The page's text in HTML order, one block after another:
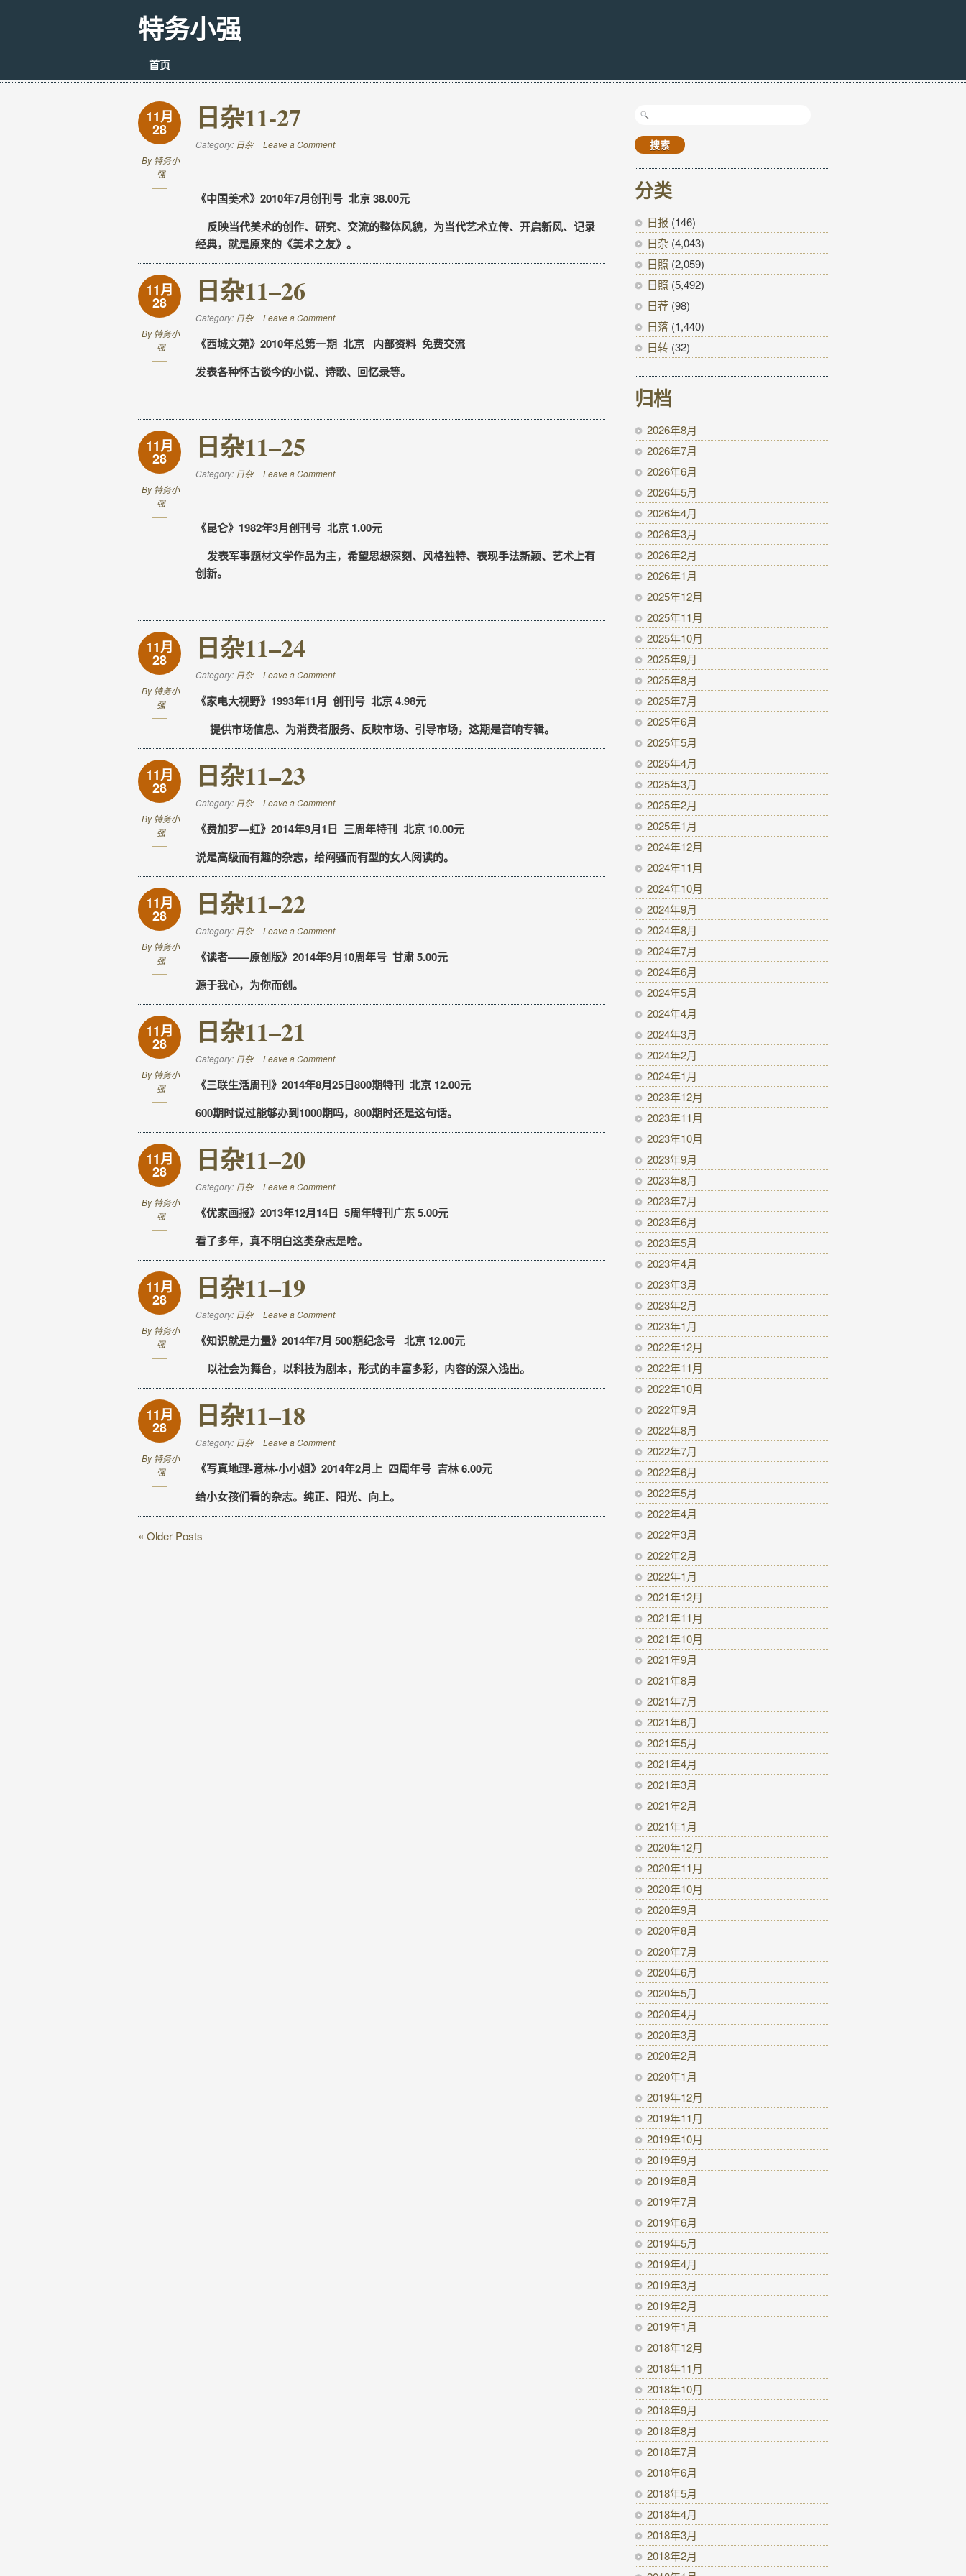
特务小强
首页
11月
28
By特务小
强
日杂11-27
Category: 日杂 Leave a Comment
《中国美术》2010年7月创刊号 北京 38.00元
反映当代美术的创作、研究、交流的整体风貌，为当代艺术立传、开启新风、记录
经典，就是原来的《美术之友》。
11月
28
By特务小
强
日杂11–26
Category: 日杂 Leave a Comment
《西城文苑》2010年总第一期 北京 内部资料 免费交流
发表各种怀古谈今的小说、诗歌、回忆录等。
11月
28
By特务小
强
日杂11–25
Category: 日杂 Leave a Comment
《昆仑》1982年3月创刊号 北京 1.00元
发表军事题材文学作品为主，希望思想深刻、风格独特、表现手法新颖、艺术上有
创新。
11月
28
By特务小
强
日杂11–24
Category: 日杂 Leave a Comment
《家电大视野》1993年11月 创刊号 北京 4.98元
提供市场信息、为消费者服务、反映市场、引导市场，这期是音响专辑。
11月
28
By特务小
强
日杂11–23
Category: 日杂 Leave a Comment
《费加罗—虹》2014年9月1日 三周年特刊 北京 10.00元
说是高级而有趣的杂志，给闷骚而有型的女人阅读的。
11月
28
By特务小
强
日杂11–22
Category: 日杂 Leave a Comment
《读者——原创版》2014年9月10周年号 甘肃 5.00元
源于我心，为你而创。
11月
28
By特务小
强
日杂11–21
Category: 日杂 Leave a Comment
《三联生活周刊》2014年8月25日800期特刊 北京 12.00元
600期时说过能够办到1000期吗，800期时还是这句话。
11月
28
By特务小
强
日杂11–20
Category: 日杂 Leave a Comment
《优家画报》2013年12月14日 5周年特刊广东 5.00元
看了多年，真不明白这类杂志是啥。
11月
28
By特务小
强
日杂11–19
Category: 日杂 Leave a Comment
《知识就是力量》2014年7月 500期纪念号 北京 12.00元
以社会为舞台，以科技为剧本，形式的丰富多彩，内容的深入浅出。
11月
28
By特务小
强
日杂11–18
Category: 日杂 Leave a Comment
《写真地理-意林-小小姐》2014年2月上 四周年号 吉林 6.00元
给小女孩们看的杂志。纯正、阳光、向上。
« Older Posts
搜
分类
日报 (146)
日杂 (4,043)
日照 (2,059)
日照 (5,492)
日荐 (98)
日落 (1,440)
日转 (32)
归档
2026年8月
2026年7月
2026年6月
2026年5月
2026年4月
2026年3月
2026年2月
2026年1月
2025年12月
2025年11月
2025年10月
2025年9月
2025年8月
2025年7月
2025年6月
2025年5月
2025年4月
2025年3月
2025年2月
2025年1月
2024年12月
2024年11月
2024年10月
2024年9月
2024年8月
2024年7月
2024年6月
2024年5月
2024年4月
2024年3月
2024年2月
2024年1月
2023年12月
2023年11月
2023年10月
2023年9月
2023年8月
2023年7月
2023年6月
2023年5月
2023年4月
2023年3月
2023年2月
2023年1月
2022年12月
2022年11月
2022年10月
2022年9月
2022年8月
2022年7月
2022年6月
2022年5月
2022年4月
2022年3月
2022年2月
2022年1月
2021年12月
2021年11月
2021年10月
2021年9月
2021年8月
2021年7月
2021年6月
2021年5月
2021年4月
2021年3月
2021年2月
2021年1月
2020年12月
2020年11月
2020年10月
2020年9月
2020年8月
2020年7月
2020年6月
2020年5月
2020年4月
2020年3月
2020年2月
2020年1月
2019年12月
2019年11月
2019年10月
2019年9月
2019年8月
2019年7月
2019年6月
2019年5月
2019年4月
2019年3月
2019年2月
2019年1月
2018年12月
2018年11月
2018年10月
2018年9月
2018年8月
2018年7月
2018年6月
2018年5月
2018年4月
2018年3月
2018年2月